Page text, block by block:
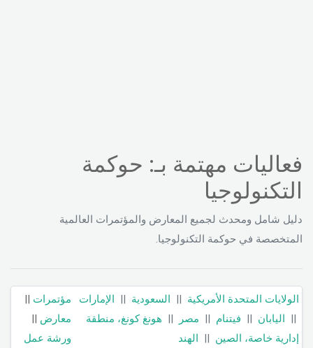
فعاليات مهتمة بـ: حوكمة
التكنولوجيا
دليل شامل ومحدث لجميع المعارض والمؤتمرات العالمية
المتخصصة في حوكمة التكنولوجيا.
الولايات المتحدة الأمريكية || السعودية || الإمارات
|| اليابان || فيتنام || مصر || هونغ كونغ، منطقة
إدارية خاصة، الصين || الهند
مؤتمرات ||
معارض ||
ورشة عمل